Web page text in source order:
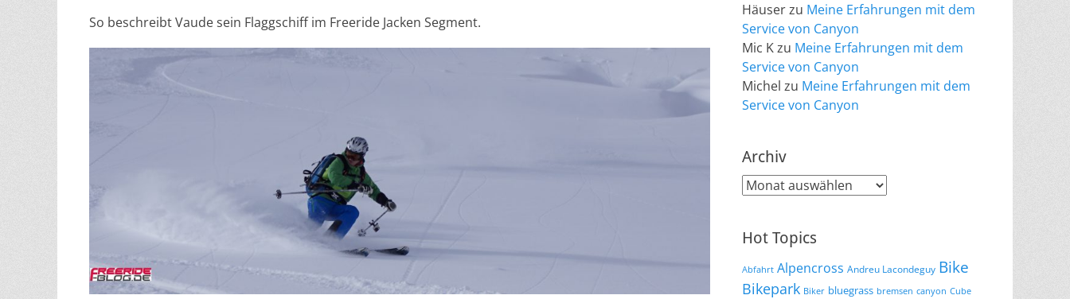
So beschreibt Vaude sein Flaggschiff im Freeride Jacken Segment.
Häuserzu Meine Erfahrungen mit dem
Service von Canyon
Mic Kzu Meine Erfahrungen mit dem
Service von Canyon
Michel zu Meine Erfahrungen mit dem
Service von Canyon
Archiv
Archiv
Hot Topics
Abfahrt Alpencross Andreu Lacondeguy Bike
Bikepark Biker bluegrass bremsen canyon Cube